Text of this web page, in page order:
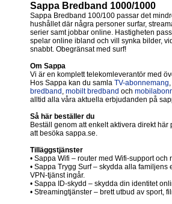
Sappa Bredband 1000/1000
Sappa Bredband 100/100 passar det
hushållet där några personer surfar,
serier samt jobbar online. Hastigheten
spelar online ibland och vill synka bilder,
snabbt. Obegränsat med surf!
Om Sappa
Vi är en komplett telekomleverantör med
Hos Sappa kan du samla TV-abonnemang,
bredband , mobilt bredband och
alltid alla våra aktuella erbjudanden på
Så här beställer du
Beställ genom att enkelt aktivera direkt
att besöka sappa.se.
Tilläggstjänster
• Sappa Wifi – router med Wifi-support och
• Sappa Trygg Surf – skydda alla familjens
VPN-tjänst ingår.
• Sappa ID-skydd – skydda din identitet
• Streamingtjänster – brett utbud av sport,